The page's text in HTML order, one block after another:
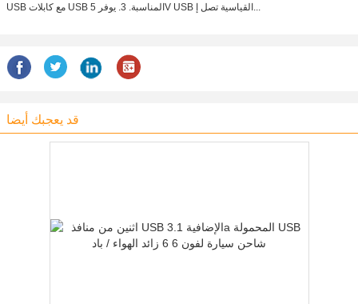
USB مع كابلات USB المناسبة. 3. يوفر 5V USB القياسية تصل إ...
قد يعجبك أيضا